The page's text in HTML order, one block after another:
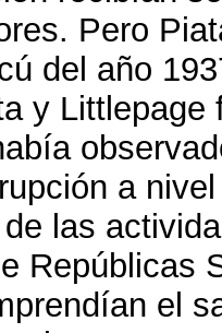
Pero
del año
y Littlepage
a
las
Repúblicas
el